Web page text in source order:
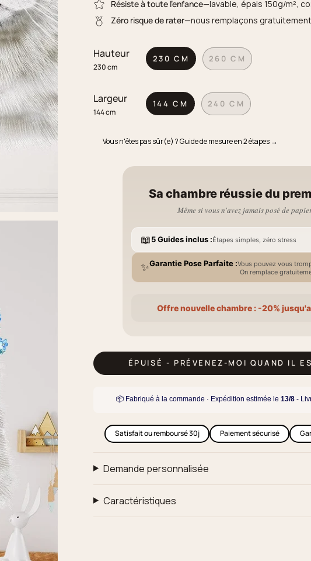
Résiste à toute l'enfance—lavable, épais 150g/m²,
Zéro risque de rater—nous remplaçons
Hauteur
230 cm
230 CM 260 CM
Largeur
144 cm
144 CM 240 CM
Vous n'êtes pas sûr(e) ? Guide de mesure en 2 étapes →
Sa chambre réussie du
Même si vous n'avez jamais posé de
📖5 Guides inclus :Étapes simples, zéro stress
✨Garantie Pose Parfaite :Vous pouvez vous
On remplace
Offre nouvelle chambre : -20%
ÉPUISÉ - PRÉVENEZ-MOI QUAND IL
📦 Fabriqué à la commande · Expédition estimée le 13/8-
Satisfait ou remboursé 30j Paiement sécurisé
Demande personnalisée
Caractéristiques